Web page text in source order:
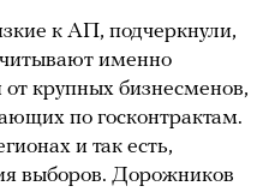
к АП, подчеркнули,
именно
от крупных бизнесменов,
по госконтрактам.
и так есть,
выборов. Дорожников